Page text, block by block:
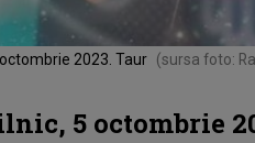
2023. Taur (sursa foto:
5 octombrie